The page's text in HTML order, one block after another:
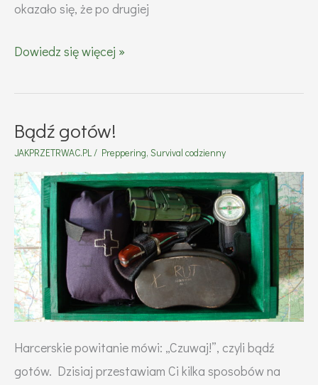
okazało się, że po drugiej
Ucieczka
domu
obliczu
Jak
stworzyć
plecak
ewakuacyjny?
Dowiedz się więcej »
Bądź gotów!
JAKPRZETRWAC.PL/ Preppering, Survival codzienny
Harcerskie powitanie mówi: „Czuwaj!”, czyli bądź
gotów. Dzisiaj przestawiam Ci kilka sposobów na